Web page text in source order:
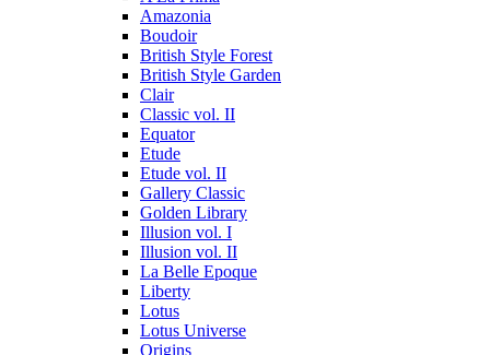
Amazonia
Boudoir
British Style Forest
British Style Garden
Clair
Classic vol. II
Equator
Etude
Etude vol. II
Gallery Classic
Golden Library
Illusion vol. I
Illusion vol. II
La Belle Epoque
Liberty
Lotus
Lotus Universe
Origins